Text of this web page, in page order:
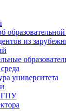
из
университета